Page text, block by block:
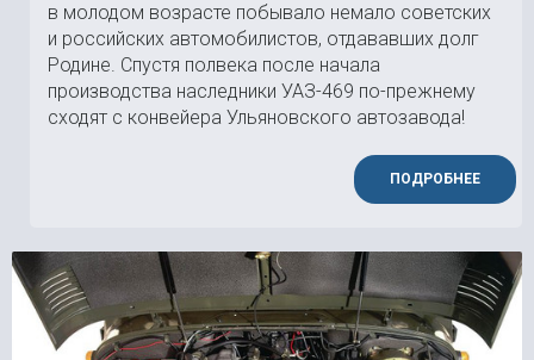
в молодом возрасте побывало немало советских
и российских автомобилистов, отдававших долг
Родине. Спустя полвека после начала
производства наследники УАЗ-469 по-прежнему
сходят с конвейера Ульяновского автозавода!
ПОДРОБНЕЕ